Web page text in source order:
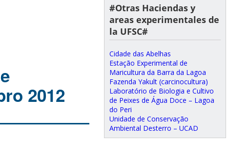
2012
#Otras Haciendas y
areas experimentales de
la UFSC#
Cidade das Abelhas
Estação Experimental de
Maricultura da Barra da Lagoa
Fazenda Yakult (carcinocultura)
Laboratório de Biologia e Cultivo
de Peixes de Água Doce – Lagoa
do Peri
Unidade de Conservação
Ambiental Desterro – UCAD